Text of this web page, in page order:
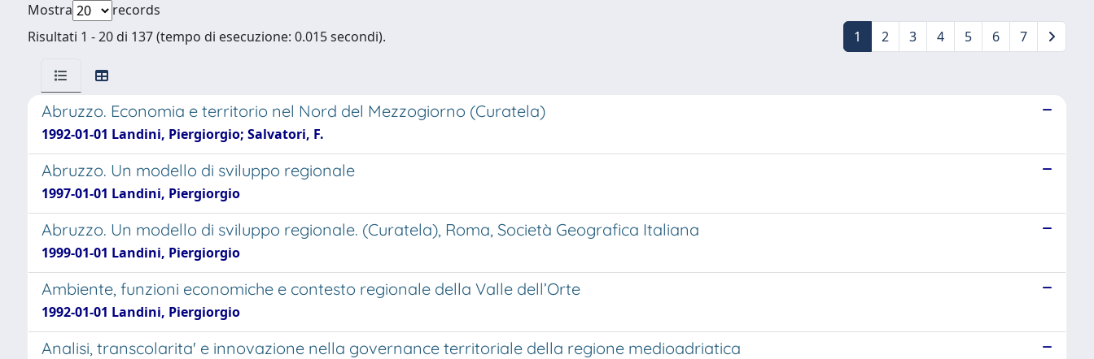
Mostra
records
Risultati 1 - 20 di 137 (tempo di esecuzione: 0.015 secondi).
1 2 3 4 5 6 7
Abruzzo. Economia e territorio nel Nord del Mezzogiorno (Curatela)
1992-01-01 Landini, Piergiorgio; Salvatori, F.
Abruzzo. Un modello di sviluppo regionale
1997-01-01 Landini, Piergiorgio
Abruzzo. Un modello di sviluppo regionale. (Curatela), Roma, Società Geografica Italiana
1999-01-01 Landini, Piergiorgio
Ambiente, funzioni economiche e contesto regionale della Valle dell’Orte
1992-01-01 Landini, Piergiorgio
Analisi, transcolarita' e innovazione nella governance territoriale della regione medioadriatica